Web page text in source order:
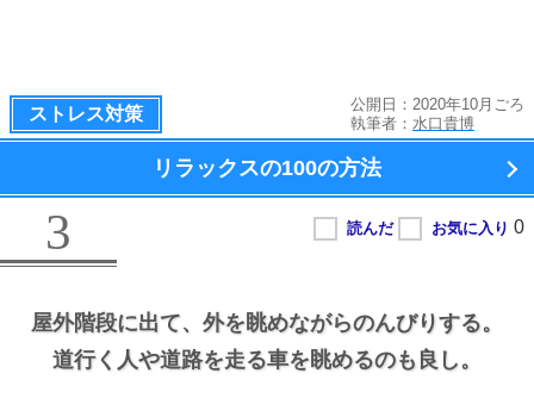
ストレス対策
公開日：2020年10月ごろ
執筆者： 水口貴博
リラックスの100の方法
3
屋外階段に出て、 外を眺めながらのんびりする。
道行く人や道路を走る車を眺めるのも良し。